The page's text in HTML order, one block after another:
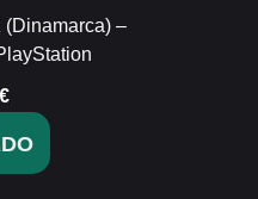
–
€